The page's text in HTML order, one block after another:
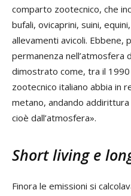
comparto zootecnico, che
bufali, ovicaprini, suini,
allevamenti avicoli. Ebbene,
permanenza nell’atmosfera
dimostrato come, tra il
zootecnico italiano abbia in
metano, andando
cioè dall’atmosfera».
Short living e
Finora le emissioni si